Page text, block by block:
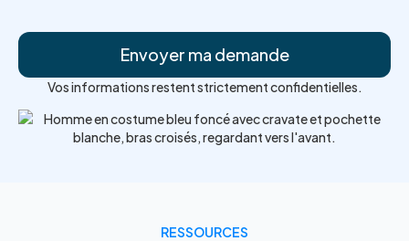
Vos informations restent strictement confidentielles.
RESSOURCES